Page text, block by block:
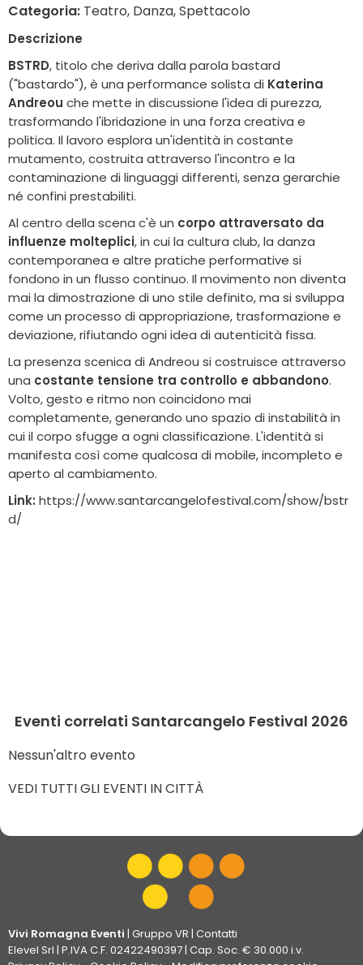
Categoria: Teatro, Danza, Spettacolo
Descrizione
BSTRD, titolo che deriva dalla parola bastard
("bastardo"), è una performance solista di Katerina
Andreou che mette in discussione l'idea di purezza,
trasformando l'ibridazione in una forza creativa e
politica. Il lavoro esplora un'identità in costante
mutamento, costruita attraverso l'incontro e la
contaminazione di linguaggi differenti, senza gerarchie
né confini prestabiliti.
Al centro della scena c'è un corpo attraversato da
influenze molteplici, in cui la cultura club, la danza
contemporanea e altre pratiche performative si
fondono in un flusso continuo. Il movimento non diventa
mai la dimostrazione di uno stile definito, ma si sviluppa
come un processo di appropriazione, trasformazione e
deviazione, rifiutando ogni idea di autenticità fissa.
La presenza scenica di Andreou si costruisce attraverso
una costante tensione tra controllo e abbandono.
Volto, gesto e ritmo non coincidono mai
completamente, generando uno spazio di instabilità in
cui il corpo sfugge a ogni classificazione. L'identità si
manifesta così come qualcosa di mobile, incompleto e
aperto al cambiamento.
Link: https://www.santarcangelofestival.com/show/bstr
d/
Eventi correlati Santarcangelo Festival 2026
Nessun'altro evento
VEDI TUTTI GLI EVENTI IN CITTÀ
Vivi Romagna Eventi | Gruppo VR | Contatti
Elevel Srl | P.IVA C.F. 02422490397 | Cap. Soc. € 30.000 i.v.